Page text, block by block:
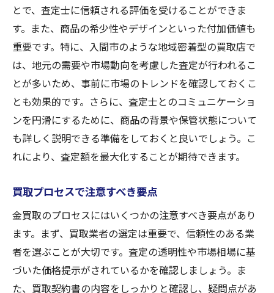
買取を活用するための基礎知識
上手な買取活用で得る利点
入間市で買取を活かすテクニック
金買取で得られる新たな価値
買取を最大限に活用する工夫
入間市での賢い活用法とは
入間市で金買取を成功させる秘訣
成功するための買取準備術
失敗しない買取の進め方
買取成功を導く具体的なポイント
入間市の買取で重要な戦略
成功事例に学ぶ買取の心得
入間市の金買取を最大限に活用する方法
とで、査定士に信頼される評価を受けることができま
す。また、商品の希少性やデザインといった付加価値も
重要です。特に、入間市のような地域密着型の買取店で
は、地元の需要や市場動向を考慮した査定が行われるこ
とが多いため、事前に市場のトレンドを確認しておくこ
とも効果的です。さらに、査定士とのコミュニケーショ
ンを円滑にするために、商品の背景や保管状態について
も詳しく説明できる準備をしておくと良いでしょう。こ
れにより、査定額を最大化することが期待できます。
買取プロセスで注意すべき要点
金買取のプロセスにはいくつかの注意すべき要点があり
ます。まず、買取業者の選定は重要で、信頼性のある業
者を選ぶことが大切です。査定の透明性や市場相場に基
づいた価格提示がされているかを確認しましょう。ま
た、買取契約書の内容をしっかりと確認し、疑問点があ